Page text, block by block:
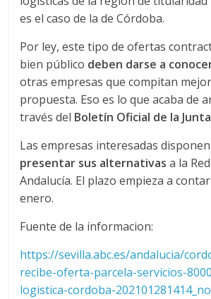
E
q
u
p
o
s
es el caso de la de Córdoba.
Por ley, este tipo de ofertas
bien público deben darse a
otras empresas que compitan
propuesta. Eso es lo que acaba de
través del Boletín Oficial de la
Las empresas interesadas
presentar sus alternativas a la
Andalucía. El plazo empieza a
enero.
Fuente de la informacion:
https://sevilla.abc.es/andalucia/
recibe-oferta-parcela-servicios-
logistica-cordoba-